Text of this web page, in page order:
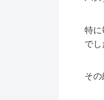
特に
でし
その